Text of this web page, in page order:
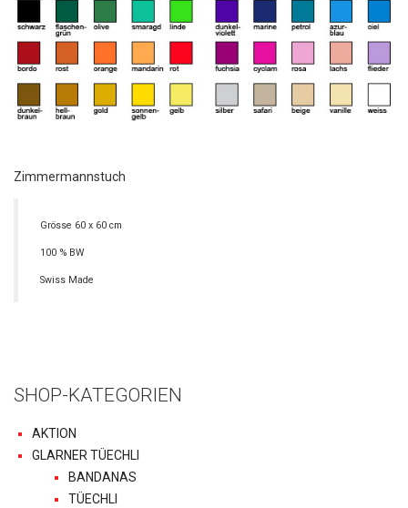
Zimmermannstuch
Grösse 60 x 60 cm
100 % BW
Swiss Made
SHOP-KATEGORIEN
AKTION
GLARNER TÜECHLI
BANDANAS
TÜECHLI